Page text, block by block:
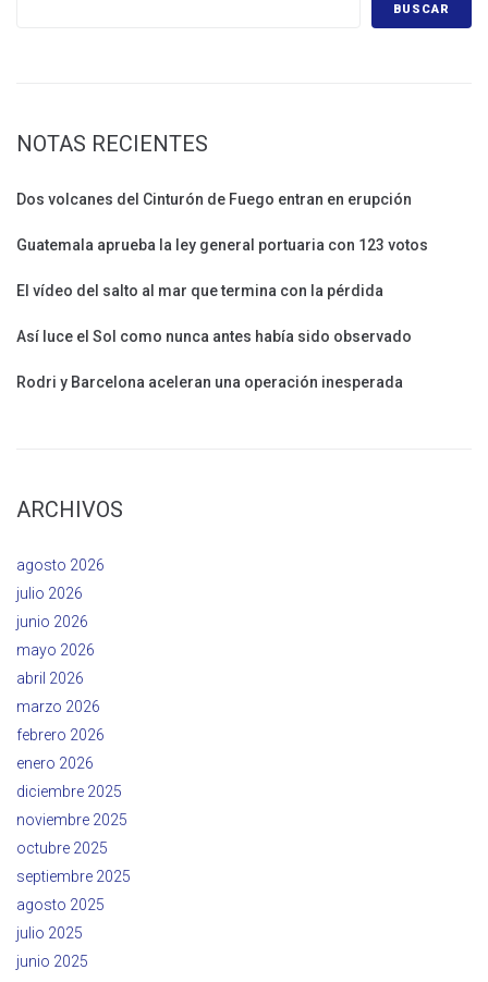
BUSCAR
NOTAS RECIENTES
Dos volcanes del Cinturón de Fuego entran en erupción
Guatemala aprueba la ley general portuaria con 123 votos
El vídeo del salto al mar que termina con la pérdida
Así luce el Sol como nunca antes había sido observado
Rodri y Barcelona aceleran una operación inesperada
ARCHIVOS
agosto 2026
julio 2026
junio 2026
mayo 2026
abril 2026
marzo 2026
febrero 2026
enero 2026
diciembre 2025
noviembre 2025
octubre 2025
septiembre 2025
agosto 2025
julio 2025
junio 2025